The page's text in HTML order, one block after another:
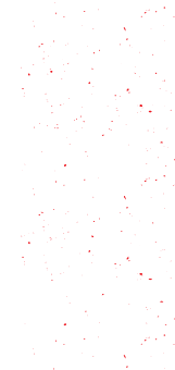
Receta de
Flan de coco
La ensalada de
Cómo hacer
sabías